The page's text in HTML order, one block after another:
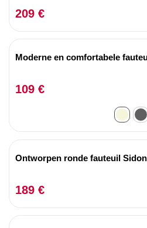
209 €
Moderne en comfortabele
109 €
Ontworpen ronde fauteuil
189 €